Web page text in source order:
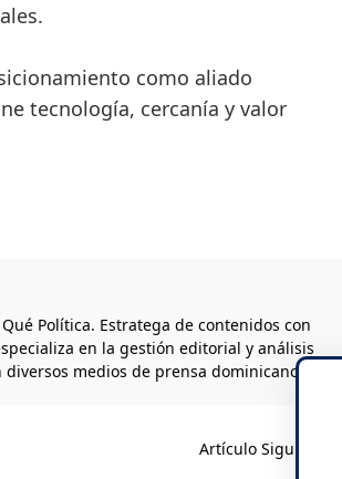
como aliado
tecnología, cercanía y valor
Política. Estratega de contenidos con
en la gestión editorial y análisis
medios de prensa dominicanos.
Artículo Siguiente